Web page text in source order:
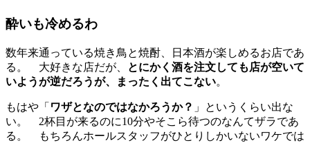
酔いも冷めるわ
数年来通っている焼き鳥と焼酎、日本酒が楽しめるお店であ
る。 大好きな店だが、
とにかく酒を注文しても店が空いて
いようが逆だろうが、まったく出てこない。
もはや「 ワザとなのではなかろうか？ 」というくらい出な
い。 2杯目が来るのに10分やそこら待つのなんてザラであ
る。 もちろんホールスタッフがひとりしかいないワケでは